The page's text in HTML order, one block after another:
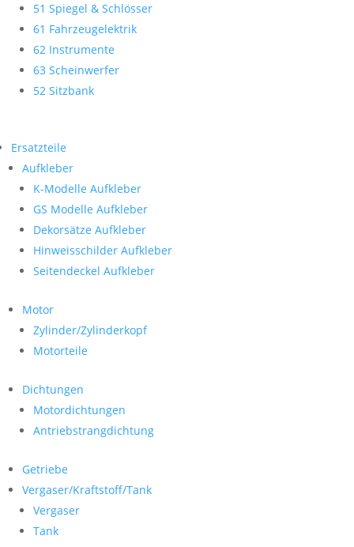
51 Spiegel & Schlösser
61 Fahrzeugelektrik
62 Instrumente
63 Scheinwerfer
52 Sitzbank
Ersatzteile
Aufkleber
K-Modelle Aufkleber
GS Modelle Aufkleber
Dekorsätze Aufkleber
Hinweisschilder Aufkleber
Seitendeckel Aufkleber
Motor
Zylinder/Zylinderkopf
Motorteile
Dichtungen
Motordichtungen
Antriebstrangdichtung
Getriebe
Vergaser/Kraftstoff/Tank
Vergaser
Tank